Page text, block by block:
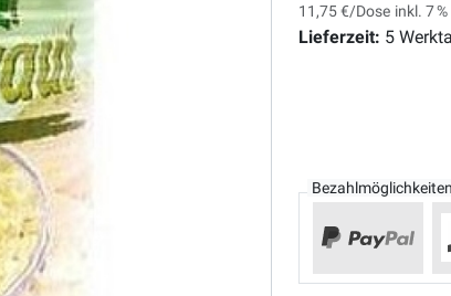
11,75 €/Dose inkl. 7
Lieferzeit: 5
Bezahlmöglichkeiten